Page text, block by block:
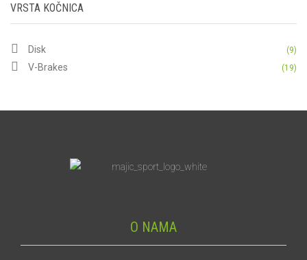
VRSTA KOČNICA
Disk (9)
V-Brakes (19)
O NAMA